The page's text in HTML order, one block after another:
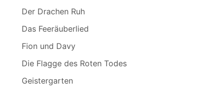
Der Drachen Ruh
Das Feeräuberlied
Fion und Davy
Die Flagge des Roten Todes
Geistergarten